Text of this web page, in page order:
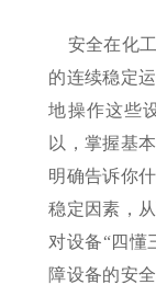
安全在化工
的连续稳定
地操作这些
以，掌握基
明确告诉你
稳定因素，
对设备“四懂
障设备的安